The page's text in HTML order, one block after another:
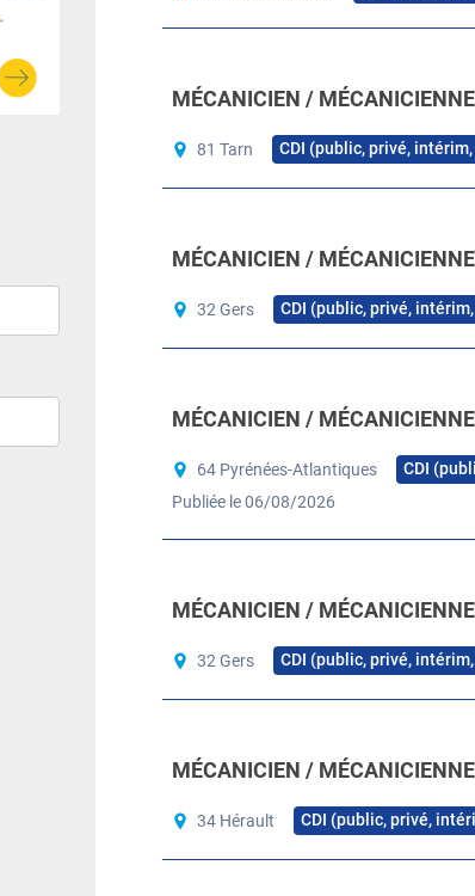
MÉCANICIEN /
81 Tarn CDI (public, privé, intérim,
MÉCANICIEN /
32 Gers CDI (public, privé,
MÉCANICIEN /
64 Pyrénées-Atlantiques
CDI
Publiée le 06/08/2026
MÉCANICIEN /
32 Gers CDI (public, privé,
MÉCANICIEN /
34 Hérault CDI (public, privé,